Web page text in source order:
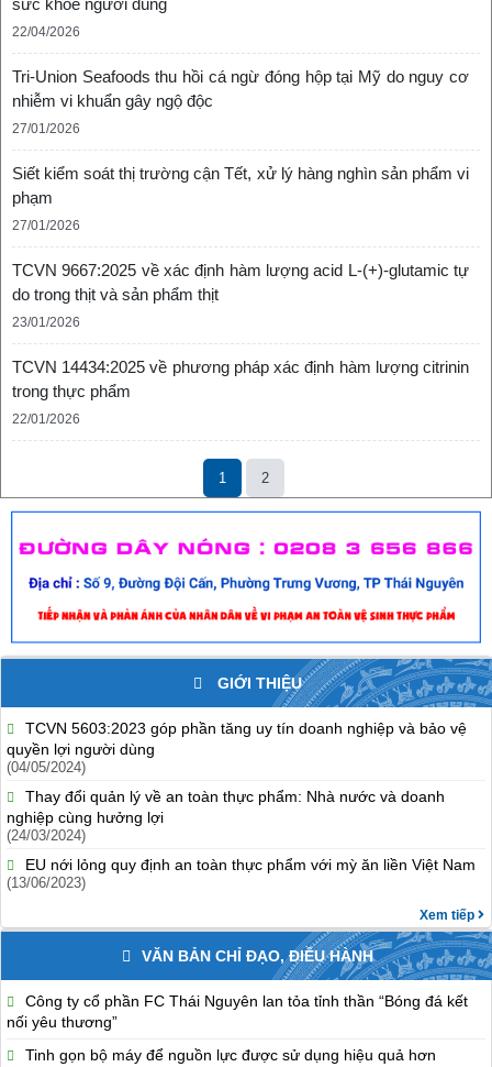
sức khỏe người dùng
22/04/2026
Tri-Union Seafoods thu hồi cá ngừ đóng hộp tại Mỹ do nguy cơ
nhiễm vi khuẩn gây ngộ độc
27/01/2026
Siết kiểm soát thị trường cận Tết, xử lý hàng nghìn sản phẩm vi
phạm
27/01/2026
TCVN 9667:2025 về xác định hàm lượng acid L-(+)-glutamic tự
do trong thịt và sản phẩm thịt
23/01/2026
TCVN 14434:2025 về phương pháp xác định hàm lượng citrinin
trong thực phẩm
22/01/2026
1 2
GIỚI THIỆU
TCVN 5603:2023 góp phần tăng uy tín doanh nghiệp và bảo vệ
quyền lợi người dùng
(04/05/2024)
Thay đổi quản lý về an toàn thực phẩm: Nhà nước và doanh
nghiệp cùng hưởng lợi
(24/03/2024)
EU nới lỏng quy định an toàn thực phẩm với mỳ ăn liền Việt Nam
(13/06/2023)
Xem tiếp
VĂN BẢN CHỈ ĐẠO, ĐIỀU HÀNH
Công ty cổ phần FC Thái Nguyên lan tỏa tỉnh thần “Bóng đá kết
nối yêu thương”
Tinh gọn bộ máy để nguồn lực được sử dụng hiệu quả hơn